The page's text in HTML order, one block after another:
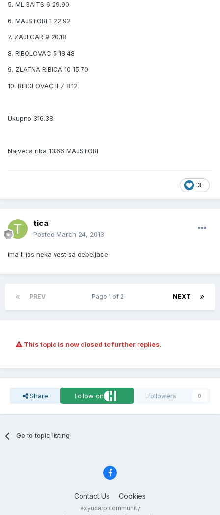
5. ML BAITS 6 29.90
6. MAJSTORI 1 22.92
7. ZAJECAR 9 20.18
8. RIBOLOVAC 5 18.48
9. ZLATNA RIBICA 10 15.70
10. RIBOLOVAC II 7 8.12
Ukupno 316.38
Najveca riba 13.66 MAJSTORI
3
tica
Posted March 24, 2013
ima li jos neka vest sa debeljace
PREV NEXT
Page 1 of 2
This topic is now closed to further replies.
Share Follow on Followers 0
Go to topic listing
Contact Us Cookies
exyucarp community